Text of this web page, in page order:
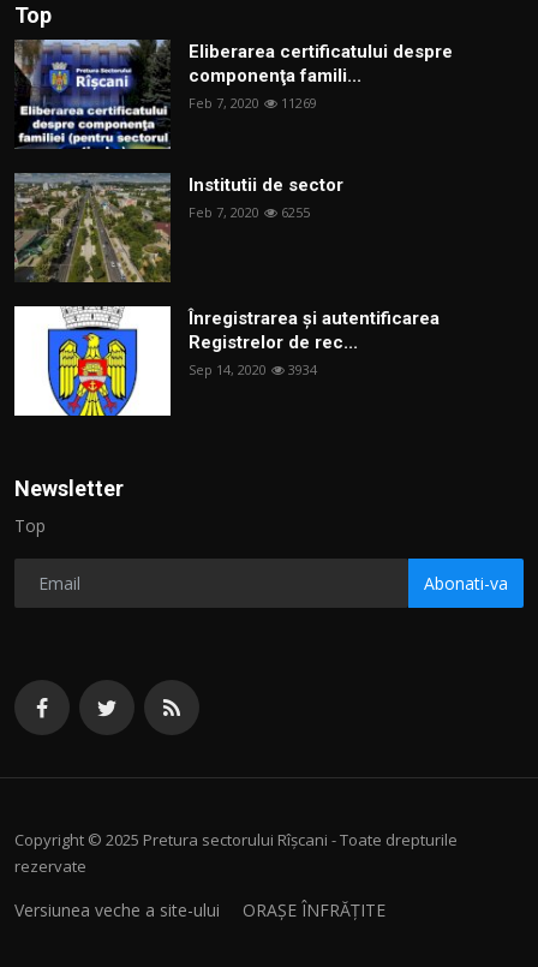
Top
Eliberarea certificatului despre
componenţa famili...
Feb 7, 2020 11269
Institutii de sector
Feb 7, 2020 6255
Înregistrarea și autentificarea
Registrelor de rec...
Sep 14, 2020 3934
Newsletter
Top
Abonati-va
Copyright © 2025 Pretura sectorului Rîșcani - Toate drepturile
rezervate
Versiunea veche a site-ului ORAȘE ÎNFRĂȚITE